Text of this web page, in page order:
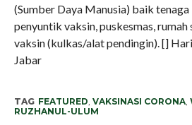
(Sumber Daya Manusia) baik tenaga
penyuntik vaksin, puskesmas,
vaksin (kulkas/alat pendingin). []
Jabar
TAG FEATURED, VAKSINASI CORONA,
RUZHANUL-ULUM